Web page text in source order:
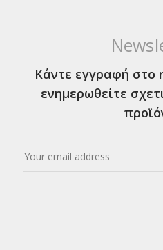
Κάντε εγγραφή στο
ενημερωθείτε